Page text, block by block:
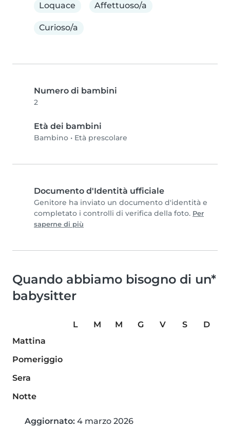
Loquace
Affettuoso/a
Curioso/a
Numero di bambini
2
Età dei bambini
Bambino • Età prescolare
Documento d'Identità ufficiale
Genitore ha inviato un documento d'identità e
completato i controlli di verifica della foto. Per
saperne di più
Quando abbiamo bisogno di un*
babysitter
L M M G V S
D
Mattina
Pomeriggio
Sera
Notte
Aggiornato: 4 marzo 2026